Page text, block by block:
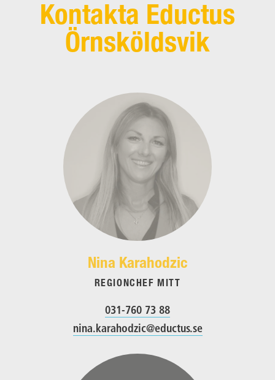
Kontakta Eductus
Örnsköldsvik
Nina Karahodzic
REGIONCHEF MITT
031-760 73 88
nina.karahodzic@eductus.se